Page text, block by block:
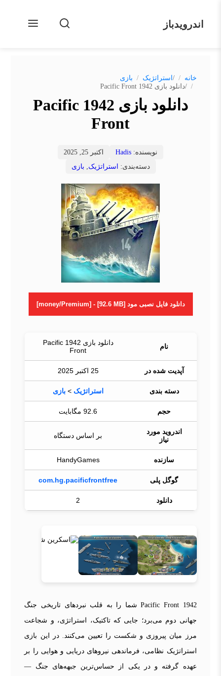
اندرویدباز
خانه / استراتژیک
بازی
/دانلود بازی 1942 Pacific Front
دانلود بازی 1942 Pacific
Front
نویسنده: Hadis
اکتبر 25, 2025
دسته‌بندی:
استراتژیک, بازی
دانلود فایل نصبی مود [money/Premium] - [92.6 MB]
نام
دانلود بازی 1942 Pacific
Front
آپدیت شده در 25 اکتبر 2025
دسته بندی استراتژیک >بازی
حجم 92.6 مگابایت
اندروید مورد
نیاز
بر اساس دستگاه
سازنده HandyGames
گوگل پلی com.hg.pacificfrontfree
دانلود 2
1942 Pacific Front شما را به قلب نبردهای تاریخی جنگ
جهانی دوم می‌برد؛ جایی که تاکتیک، استراتژی، و شجاعت
مرز میان پیروزی و شکست را تعیین می‌کنند. در این بازی
استراتژیک نظامی، فرماندهی نیروهای دریایی و هوایی را بر
عهده گرفته و در یکی از حساس‌ترین جبهه‌های جنگ —